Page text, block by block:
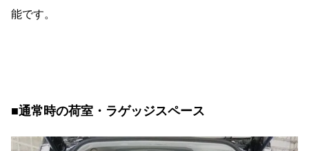
能です。
■通常時の荷室・ラゲッジスペース